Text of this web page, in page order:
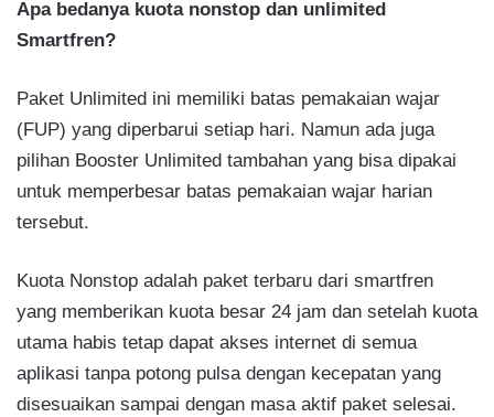
Apa bedanya kuota nonstop dan unlimited
Smartfren?
Paket Unlimited ini memiliki batas pemakaian wajar
(FUP) yang diperbarui setiap hari. Namun ada juga
pilihan Booster Unlimited tambahan yang bisa dipakai
untuk memperbesar batas pemakaian wajar harian
tersebut.
Kuota Nonstop adalah paket terbaru dari smartfren
yang memberikan kuota besar 24 jam dan setelah kuota
utama habis tetap dapat akses internet di semua
aplikasi tanpa potong pulsa dengan kecepatan yang
disesuaikan sampai dengan masa aktif paket selesai.